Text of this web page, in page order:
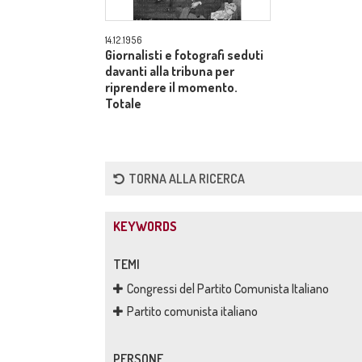
14.12.1956
Giornalisti e fotografi seduti
davanti alla tribuna per
riprendere il momento.
Totale
TORNA ALLA RICERCA
KEYWORDS
TEMI
Congressi del Partito Comunista Italiano
Partito comunista italiano
PERSONE